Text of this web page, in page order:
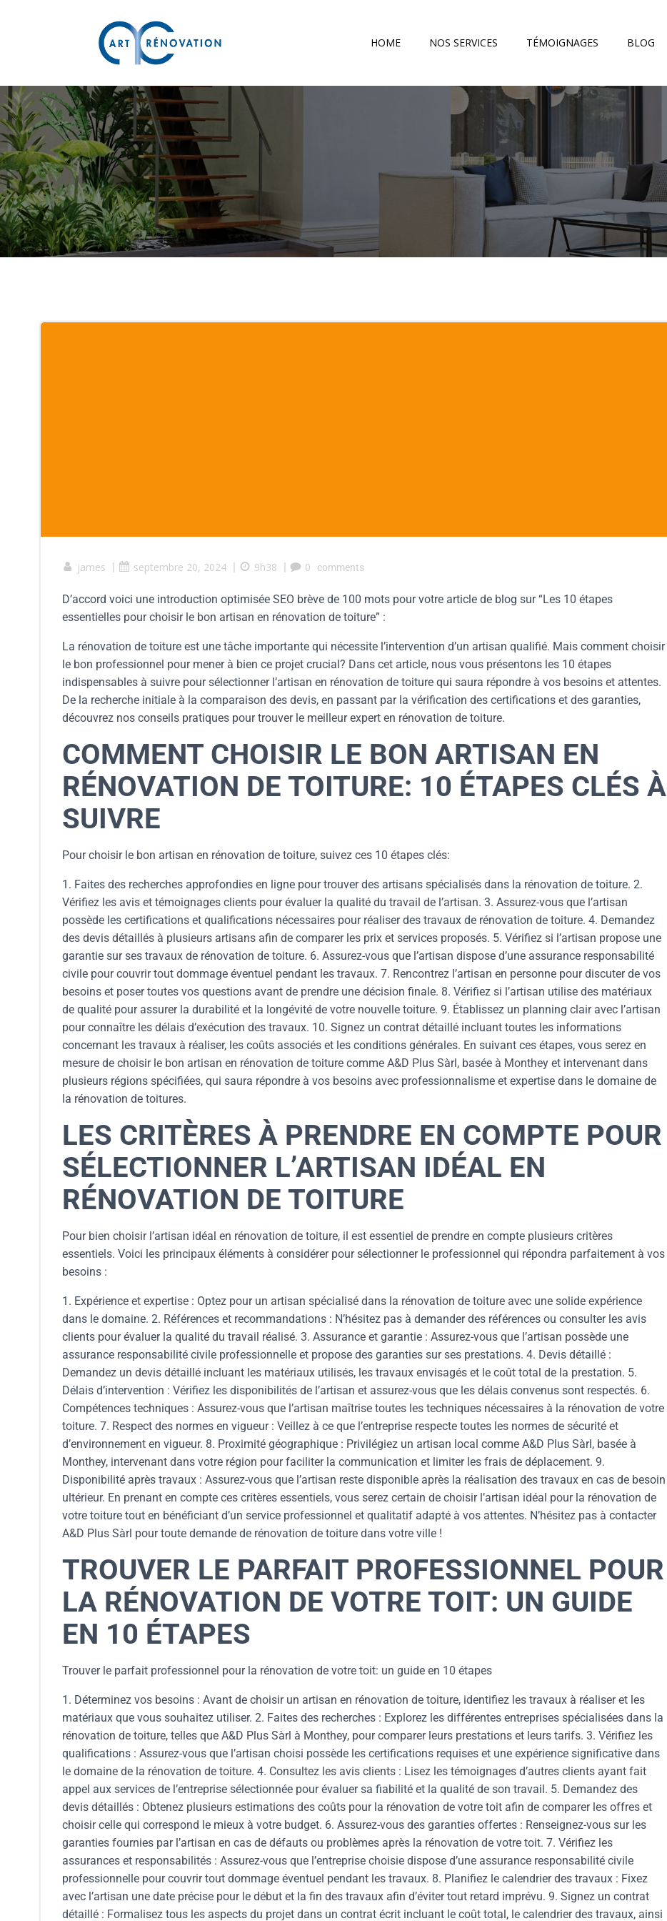
HOME NOS SERVICES TÉMOIGNAGES BLOG
james | septembre 20, 2024 | 9h38 | 0 comments
D’accord voici une introduction optimisée SEO brève de 100 mots pour votre article de blog sur “Les 10 étapes
essentielles pour choisir le bon artisan en rénovation de toiture” :
La rénovation de toiture est une tâche importante qui nécessite l’intervention d’un artisan qualifié. Mais comment choisir
le bon professionnel pour mener à bien ce projet crucial? Dans cet article, nous vous présentons les 10 étapes
indispensables à suivre pour sélectionner l’artisan en rénovation de toiture qui saura répondre à vos besoins et attentes.
De la recherche initiale à la comparaison des devis, en passant par la vérification des certifications et des garanties,
découvrez nos conseils pratiques pour trouver le meilleur expert en rénovation de toiture.
COMMENT CHOISIR LE BON ARTISAN EN
RÉNOVATION DE TOITURE: 10 ÉTAPES CLÉS À
SUIVRE
Pour choisir le bon artisan en rénovation de toiture, suivez ces 10 étapes clés:
1. Faites des recherches approfondies en ligne pour trouver des artisans spécialisés dans la rénovation de toiture. 2.
Vérifiez les avis et témoignages clients pour évaluer la qualité du travail de l’artisan. 3. Assurez-vous que l’artisan
possède les certifications et qualifications nécessaires pour réaliser des travaux de rénovation de toiture. 4. Demandez
des devis détaillés à plusieurs artisans afin de comparer les prix et services proposés. 5. Vérifiez si l’artisan propose une
garantie sur ses travaux de rénovation de toiture. 6. Assurez-vous que l’artisan dispose d’une assurance responsabilité
civile pour couvrir tout dommage éventuel pendant les travaux. 7. Rencontrez l’artisan en personne pour discuter de vos
besoins et poser toutes vos questions avant de prendre une décision finale. 8. Vérifiez si l’artisan utilise des matériaux
de qualité pour assurer la durabilité et la longévité de votre nouvelle toiture. 9. Établissez un planning clair avec l’artisan
pour connaître les délais d’exécution des travaux. 10. Signez un contrat détaillé incluant toutes les informations
concernant les travaux à réaliser, les coûts associés et les conditions générales. En suivant ces étapes, vous serez en
mesure de choisir le bon artisan en rénovation de toiture comme A&D Plus Sàrl, basée à Monthey et intervenant dans
plusieurs régions spécifiées, qui saura répondre à vos besoins avec professionnalisme et expertise dans le domaine de
la rénovation de toitures.
LES CRITÈRES À PRENDRE EN COMPTE POUR
SÉLECTIONNER L’ARTISAN IDÉAL EN
RÉNOVATION DE TOITURE
Pour bien choisir l’artisan idéal en rénovation de toiture, il est essentiel de prendre en compte plusieurs critères
essentiels. Voici les principaux éléments à considérer pour sélectionner le professionnel qui répondra parfaitement à vos
besoins :
1. Expérience et expertise : Optez pour un artisan spécialisé dans la rénovation de toiture avec une solide expérience
dans le domaine. 2. Références et recommandations : N’hésitez pas à demander des références ou consulter les avis
clients pour évaluer la qualité du travail réalisé. 3. Assurance et garantie : Assurez-vous que l’artisan possède une
assurance responsabilité civile professionnelle et propose des garanties sur ses prestations. 4. Devis détaillé :
Demandez un devis détaillé incluant les matériaux utilisés, les travaux envisagés et le coût total de la prestation. 5.
Délais d’intervention : Vérifiez les disponibilités de l’artisan et assurez-vous que les délais convenus sont respectés. 6.
Compétences techniques : Assurez-vous que l’artisan maîtrise toutes les techniques nécessaires à la rénovation de votre
toiture. 7. Respect des normes en vigueur : Veillez à ce que l’entreprise respecte toutes les normes de sécurité et
d’environnement en vigueur. 8. Proximité géographique : Privilégiez un artisan local comme A&D Plus Sàrl, basée à
Monthey, intervenant dans votre région pour faciliter la communication et limiter les frais de déplacement. 9.
Disponibilité après travaux : Assurez-vous que l’artisan reste disponible après la réalisation des travaux en cas de besoin
ultérieur. En prenant en compte ces critères essentiels, vous serez certain de choisir l’artisan idéal pour la rénovation de
votre toiture tout en bénéficiant d’un service professionnel et qualitatif adapté à vos attentes. N’hésitez pas à contacter
A&D Plus Sàrl pour toute demande de rénovation de toiture dans votre ville !
TROUVER LE PARFAIT PROFESSIONNEL POUR
LA RÉNOVATION DE VOTRE TOIT: UN GUIDE
EN 10 ÉTAPES
Trouver le parfait professionnel pour la rénovation de votre toit: un guide en 10 étapes
1. Déterminez vos besoins : Avant de choisir un artisan en rénovation de toiture, identifiez les travaux à réaliser et les
matériaux que vous souhaitez utiliser. 2. Faites des recherches : Explorez les différentes entreprises spécialisées dans la
rénovation de toiture, telles que A&D Plus Sàrl à Monthey, pour comparer leurs prestations et leurs tarifs. 3. Vérifiez les
qualifications : Assurez-vous que l’artisan choisi possède les certifications requises et une expérience significative dans
le domaine de la rénovation de toiture. 4. Consultez les avis clients : Lisez les témoignages d’autres clients ayant fait
appel aux services de l’entreprise sélectionnée pour évaluer sa fiabilité et la qualité de son travail. 5. Demandez des
devis détaillés : Obtenez plusieurs estimations des coûts pour la rénovation de votre toit afin de comparer les offres et
choisir celle qui correspond le mieux à votre budget. 6. Assurez-vous des garanties offertes : Renseignez-vous sur les
garanties fournies par l’artisan en cas de défauts ou problèmes après la rénovation de votre toit. 7. Vérifiez les
assurances et responsabilités : Assurez-vous que l’entreprise choisie dispose d’une assurance responsabilité civile
professionnelle pour couvrir tout dommage éventuel pendant les travaux. 8. Planifiez le calendrier des travaux : Fixez
avec l’artisan une date précise pour le début et la fin des travaux afin d’éviter tout retard imprévu. 9. Signez un contrat
détaillé : Formalisez tous les aspects du projet dans un contrat écrit incluant le coût total, le calendrier des travaux, ainsi